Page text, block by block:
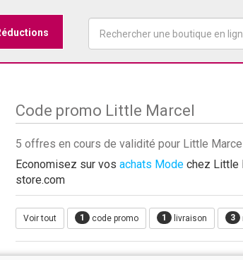
Code promo Little Marcel
5 offres en cours de validité pour Little
Economisez sur vos achats Mode chez Little
store.com
Voir tout 1 code promo 1 livraison 3